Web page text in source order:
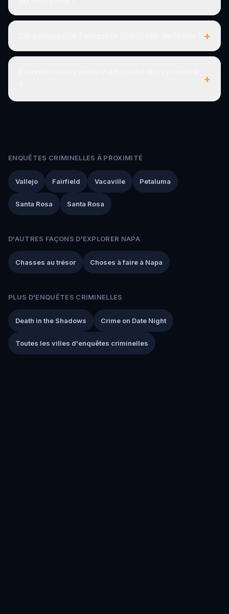
+
+
ENQUÊTES CRIMINELLES À PROXIMITÉ
Vallejo Fairfield Vacaville Petaluma
Santa Rosa Santa Rosa
D'AUTRES FAÇONS D'EXPLORER NAPA
Chasses au trésor Choses à faire à Napa
PLUS D'ENQUÊTES CRIMINELLES
Death in the Shadows Crime on Date Night
Toutes les villes d'enquêtes criminelles